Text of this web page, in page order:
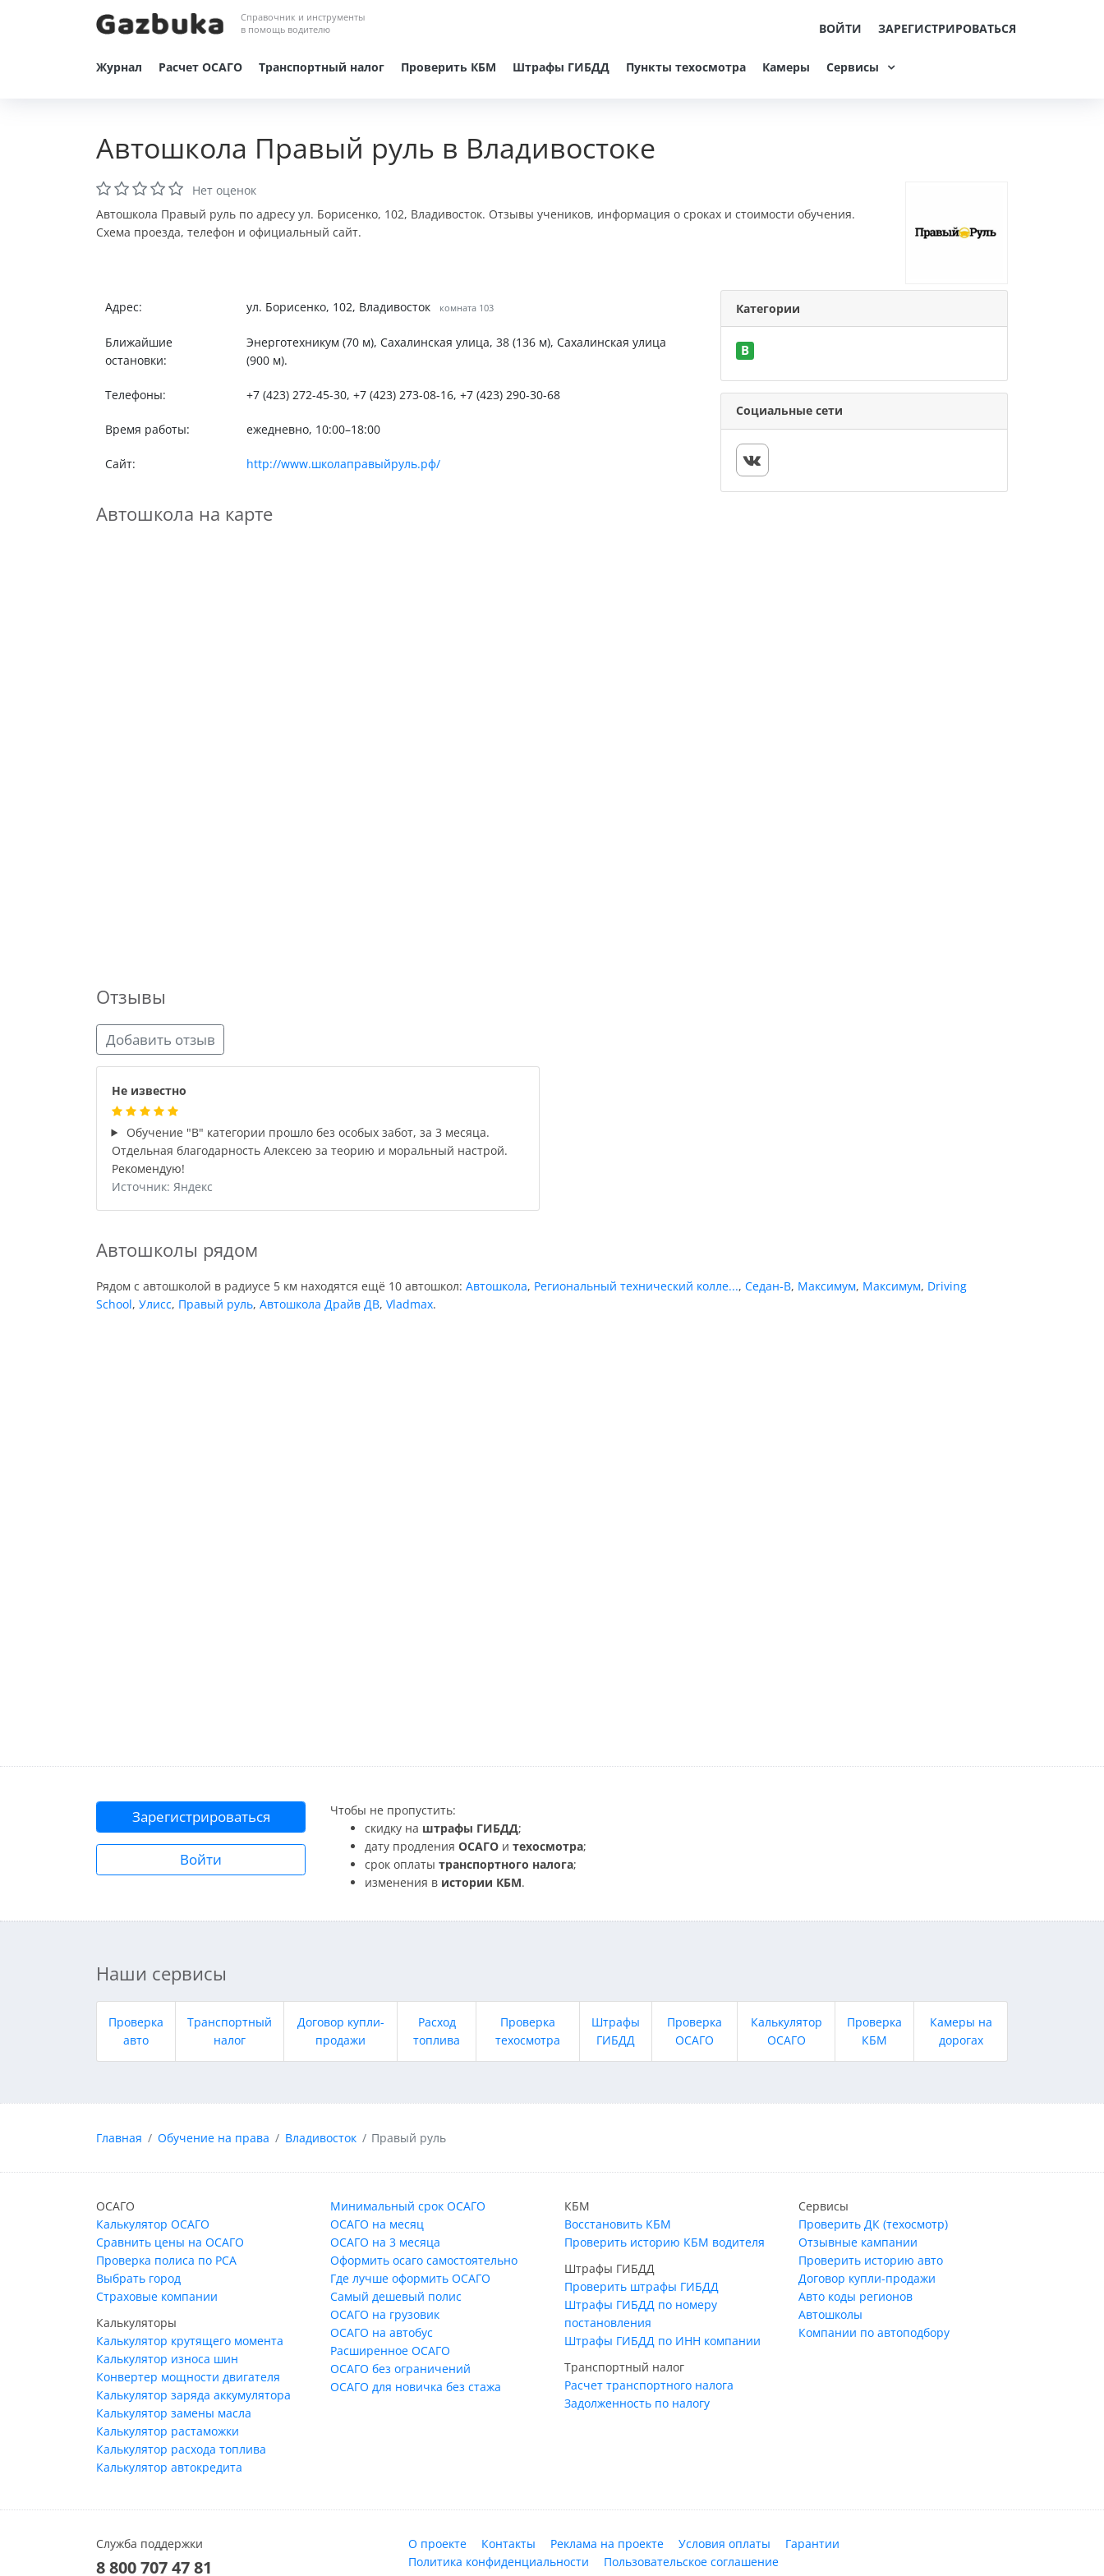
Справочник и инструменты
в помощь водителю
ВОЙТИ ЗАРЕГИСТРИРОВАТЬСЯ
Журнал Расчет ОСАГО Транспортный налог Проверить КБМ Штрафы ГИБДД Пункты техосмотра Камеры Сервисы
Автошкола Правый руль в Владивостоке
Нет оценок
Автошкола Правый руль по адресу ул. Борисенко, 102, Владивосток. Отзывы учеников, информация о сроках и стоимости обучения.
Схема проезда, телефон и официальный сайт.
Адрес: ул. Борисенко, 102, Владивосток комната 103
Ближайшие
остановки:
Энерготехникум (70 м), Сахалинская улица, 38 (136 м), Сахалинская улица
(900 м).
Телефоны: +7 (423) 272-45-30, +7 (423) 273-08-16, +7 (423) 290-30-68
Время работы: ежедневно, 10:00–18:00
Сайт: http://www.школаправыйруль.рф/
Категории
B
Социальные сети
Автошкола на карте
Отзывы
Добавить отзыв
Не известно
Обучение "В" категории прошло без особых забот, за 3 месяца.
Отдельная благодарность Алексею за теорию и моральный настрой.
Рекомендую!
Источник: Яндекс
Автошколы рядом
Рядом с автошколой в радиусе 5 км находятся ещё 10 автошкол: Автошкола, Региональный технический колле..., Седан-В, Максимум, Максимум, Driving
School, Улисс, Правый руль, Автошкола Драйв ДВ, Vladmax.
Зарегистрироваться
Войти
Чтобы не пропустить:
скидку на штрафы ГИБДД;
дату продления ОСАГО и техосмотра;
срок оплаты транспортного налога;
изменения в истории КБМ.
Наши сервисы
Проверка
авто
Транспортный
налог
Договор купли-
продажи
Расход
топлива
Проверка
техосмотра
Штрафы
ГИБДД
Проверка
ОСАГО
Калькулятор
ОСАГО
Проверка
КБМ
Камеры на
дорогах
Главная Обучение на права Владивосток Правый руль
ОСАГО
Калькулятор ОСАГО
Сравнить цены на ОСАГО
Проверка полиса по РСА
Выбрать город
Страховые компании
Калькуляторы
Калькулятор крутящего момента
Калькулятор износа шин
Конвертер мощности двигателя
Калькулятор заряда аккумулятора
Калькулятор замены масла
Калькулятор растаможки
Калькулятор расхода топлива
Калькулятор автокредита
Минимальный срок ОСАГО
ОСАГО на месяц
ОСАГО на 3 месяца
Оформить осаго самостоятельно
Где лучше оформить ОСАГО
Самый дешевый полис
ОСАГО на грузовик
ОСАГО на автобус
Расширенное ОСАГО
ОСАГО без ограничений
ОСАГО для новичка без стажа
КБМ
Восстановить КБМ
Проверить историю КБМ водителя
Штрафы ГИБДД
Проверить штрафы ГИБДД
Штрафы ГИБДД по номеру
постановления
Штрафы ГИБДД по ИНН компании
Транспортный налог
Расчет транспортного налога
Задолженность по налогу
Сервисы
Проверить ДК (техосмотр)
Отзывные кампании
Проверить историю авто
Договор купли-продажи
Авто коды регионов
Автошколы
Компании по автоподбору
Служба поддержки
8 800 707 47 81
О проекте Контакты Реклама на проекте Условия оплаты
Гарантии
Политика конфиденциальности
Пользовательское соглашение